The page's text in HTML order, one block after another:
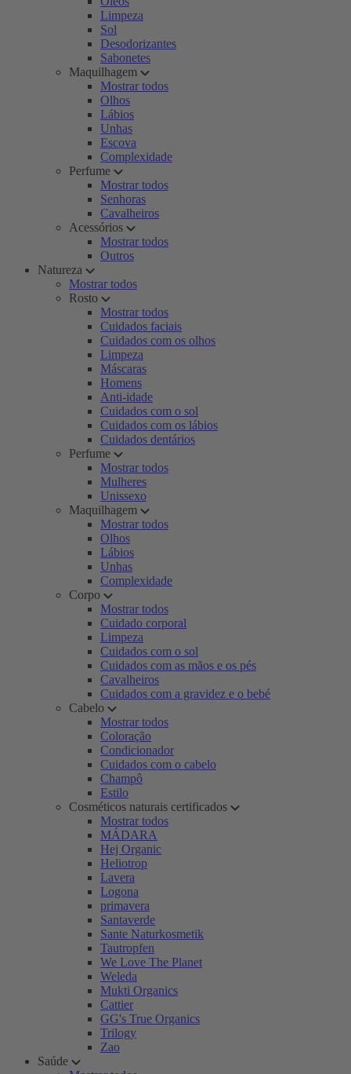
Limpeza
Sol
Desodorizantes
Sabonetes
Maquilhagem
Mostrar todos
Olhos
Lábios
Unhas
Escova
Complexidade
Perfume
Mostrar todos
Senhoras
Cavalheiros
Acessórios
Mostrar todos
Outros
Natureza
Mostrar todos
Rosto
Mostrar todos
Cuidados faciais
Cuidados com os olhos
Limpeza
Máscaras
Homens
Anti-idade
Cuidados com o sol
Cuidados com os lábios
Cuidados dentários
Perfume
Mostrar todos
Mulheres
Unissexo
Maquilhagem
Mostrar todos
Olhos
Lábios
Unhas
Complexidade
Corpo
Mostrar todos
Cuidado corporal
Limpeza
Cuidados com o sol
Cuidados com as mãos e os pés
Cavalheiros
Cuidados com a gravidez e o bebé
Cabelo
Mostrar todos
Coloração
Condicionador
Cuidados com o cabelo
Champô
Estilo
Cosméticos naturais certificados
Mostrar todos
MÁDARA
Hej Organic
Heliotrop
Lavera
Logona
primavera
Santaverde
Sante Naturkosmetik
Tautropfen
We Love The Planet
Weleda
Mukti Organics
Cattier
GG's True Organics
Trilogy
Zao
Saúde